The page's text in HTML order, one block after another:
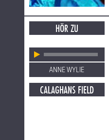
HÖR ZU
ANNE WYLIE
CALAGHANS FIELD